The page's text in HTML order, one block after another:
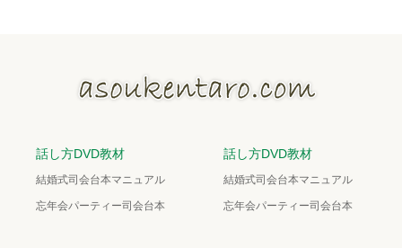
話し方DVD教材
結婚式司会台本マニュアル
忘年会パーティー司会台本
話し方DVD教材
結婚式司会台本マニュアル
忘年会パーティー司会台本